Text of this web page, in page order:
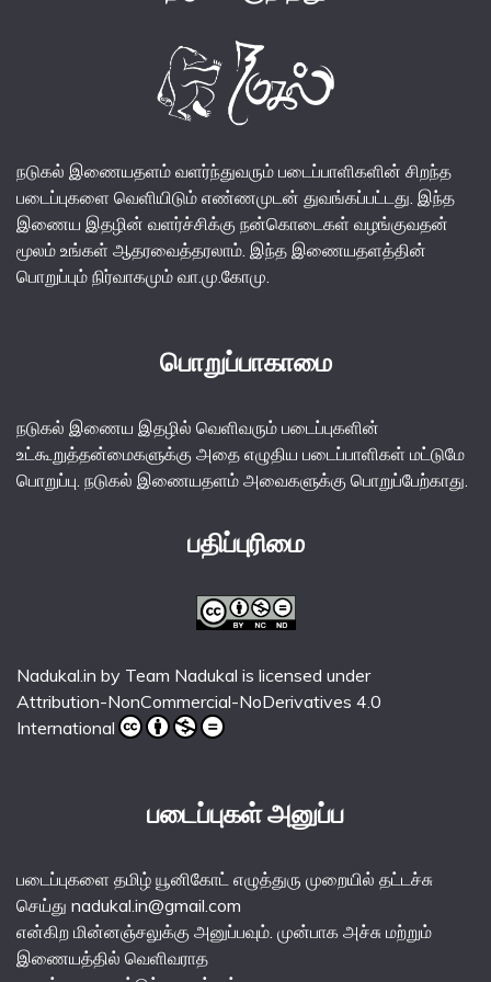
நடுகல் இணையதளம் வளர்ந்துவரும் படைப்பாளிகளின் சிறந்த
படைப்புகளை வெளியிடும் எண்ணமுடன் துவங்கப்பட்டது. இந்த
இணைய இதழின் வளர்ச்சிக்கு நன்கொடைகள் வழங்குவதன்
மூலம் உங்கள் ஆதரவைத்தரலாம். இந்த இணையதளத்தின்
பொறுப்பும் நிர்வாகமும் வா.மு.கோமு.
பொறுப்பாகாமை
நடுகல் இணைய இதழில் வெளிவரும் படைப்புகளின்
உட்கூறுத்தன்மைகளுக்கு அதை எழுதிய படைப்பாளிகள் மட்டுமே
பொறுப்பு. நடுகல் இணையதளம் அவைகளுக்கு பொறுப்பேற்காது.
பதிப்புரிமை
Nadukal.in by Team Nadukal is licensed under
Attribution-NonCommercial-NoDerivatives 4.0
International
படைப்புகள் அனுப்ப
படைப்புகளை தமிழ் யூனிகோட் எழுத்துரு முறையில் தட்டச்சு
செய்து nadukal.in@gmail.com
என்கிற மின்னஞ்சலுக்கு அனுப்பவும். முன்பாக அச்சு மற்றும்
இணையத்தில் வெளிவராத